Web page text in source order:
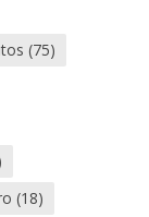
(75)
(18)